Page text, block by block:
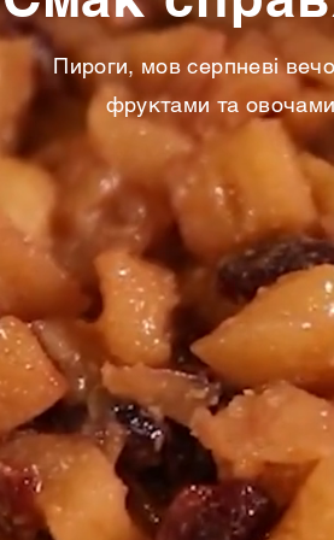
Пироги, мов серпневі
фруктами та